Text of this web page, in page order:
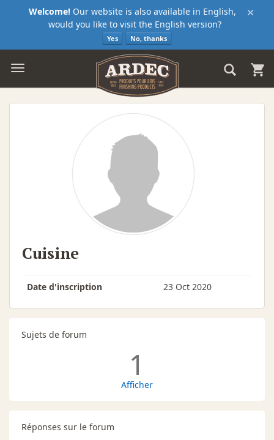
×
Welcome! Our website is also available in English,
would you like to visit the English version?
Yes No, thanks
Cuisine
Date d'inscription 23 Oct 2020
Sujets de forum
1
Afficher
Réponses sur le forum